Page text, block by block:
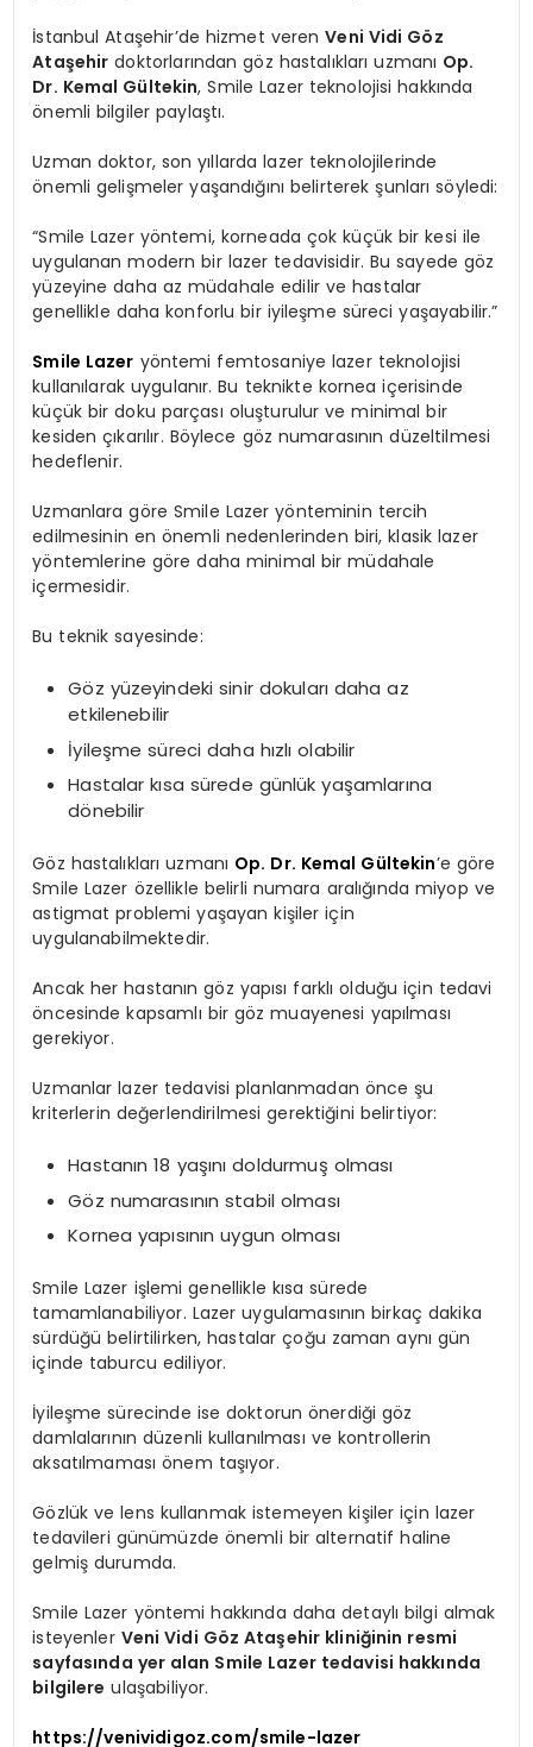
İstanbul Ataşehir’de hizmet verenVeni Vidi Göz
Ataşehir doktorlarından göz hastalıkları uzmanı Op.
Dr. Kemal Gültekin, Smile Lazer teknolojisi hakkında
önemli bilgiler paylaştı.
Uzman doktor, son yıllarda lazer teknolojilerinde
önemli gelişmeler yaşandığını belirterek şunları söyledi:
“Smile Lazer yöntemi, korneada çok küçük bir kesi ile
uygulanan modern bir lazer tedavisidir. Bu sayede göz
yüzeyine daha az müdahale edilir ve hastalar
genellikle daha konforlu bir iyileşme süreci yaşayabilir.”
Smile Lazer yöntemi femtosaniye lazer teknolojisi
kullanılarak uygulanır. Bu teknikte kornea içerisinde
küçük bir doku parçası oluşturulur ve minimal bir
kesiden çıkarılır. Böylece göz numarasının düzeltilmesi
hedeflenir.
Uzmanlara göre Smile Lazer yönteminin tercih
edilmesinin en önemli nedenlerinden biri, klasik lazer
yöntemlerine göre daha minimal bir müdahale
içermesidir.
Bu teknik sayesinde:
Göz yüzeyindeki sinir dokuları daha az
etkilenebilir
İyileşme süreci daha hızlı olabilir
Hastalar kısa sürede günlük yaşamlarına
dönebilir
Göz hastalıkları uzmanı Op. Dr. Kemal Gültekin’e göre
Smile Lazer özellikle belirli numara aralığında miyop ve
astigmat problemi yaşayan kişiler için
uygulanabilmektedir.
Ancak her hastanın göz yapısı farklı olduğu için tedavi
öncesinde kapsamlı bir göz muayenesi yapılması
gerekiyor.
Uzmanlar lazer tedavisi planlanmadan önce şu
kriterlerin değerlendirilmesi gerektiğini belirtiyor:
Hastanın 18 yaşını doldurmuş olması
Göz numarasının stabil olması
Kornea yapısının uygun olması
Smile Lazer işlemi genellikle kısa sürede
tamamlanabiliyor. Lazer uygulamasının birkaç dakika
sürdüğü belirtilirken, hastalar çoğu zaman aynı gün
içinde taburcu ediliyor.
İyileşme sürecinde ise doktorun önerdiği göz
damlalarının düzenli kullanılması ve kontrollerin
aksatılmaması önem taşıyor.
Gözlük ve lens kullanmak istemeyen kişiler için lazer
tedavileri günümüzde önemli bir alternatif haline
gelmiş durumda.
Smile Lazer yöntemi hakkında daha detaylı bilgi almak
isteyenler Veni Vidi Göz Ataşehir kliniğinin resmi
sayfasında yer alan Smile Lazer tedavisi hakkında
bilgilere ulaşabiliyor.
https://venividigoz.com/smile-lazer